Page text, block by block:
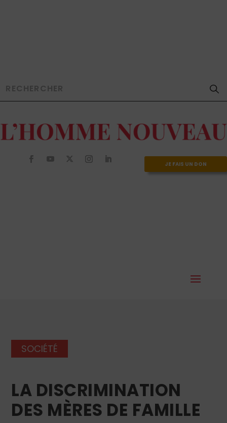
JE FAIS UN DON
SOCIÉTÉ
LA DISCRIMINATION
DES MÈRES DE FAMILLE